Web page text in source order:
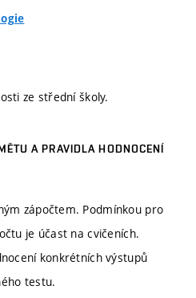
ze střední školy.
A PRAVIDLA HODNOCENÍ
zápočtem. Podmínkou pro
je účast na cvičeních.
konkrétních výstupů
testu.